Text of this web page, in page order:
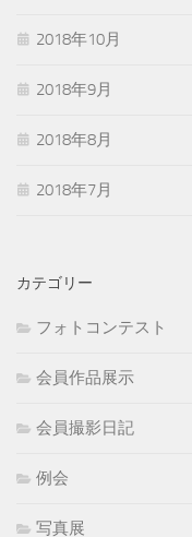
2018年10月
2018年9月
2018年8月
2018年7月
カテゴリー
フォトコンテスト
会員作品展示
会員撮影日記
例会
写真展